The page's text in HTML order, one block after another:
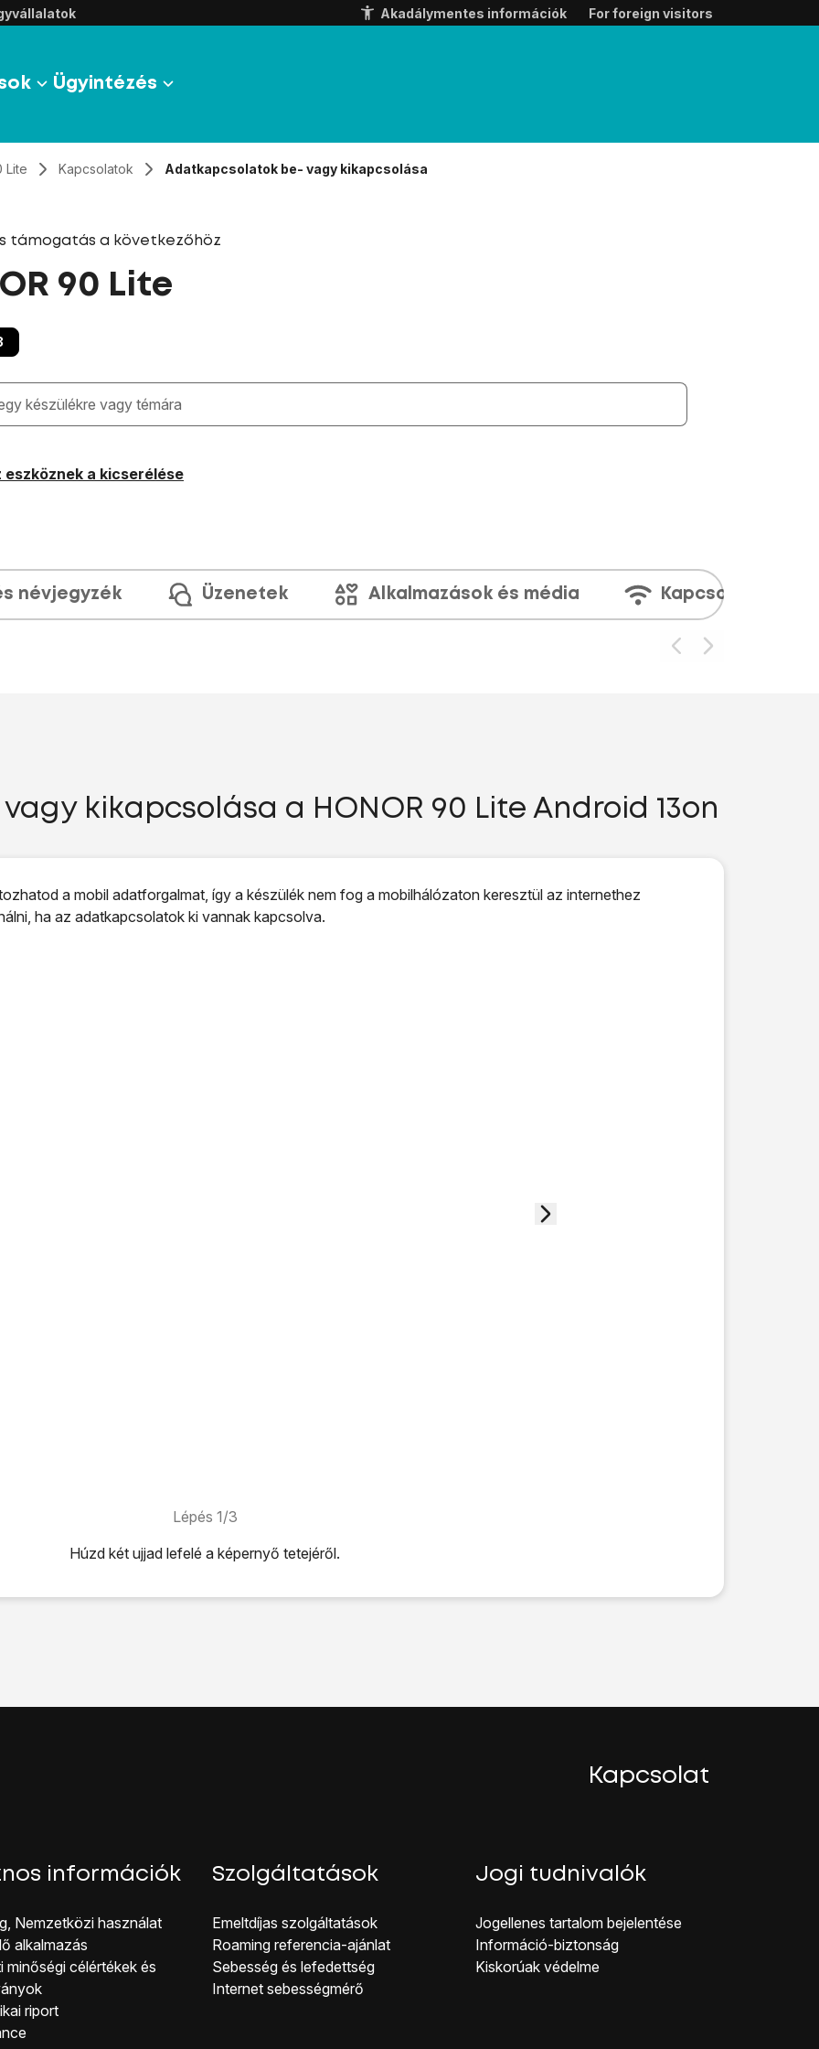
Akadálymentes információk For foreign visitors
Ügyintézés
Lite Kapcsolatok Adatkapcsolatok be- vagy kikapcsolása
támogatás a következőhöz
90 Lite
megjelennek a keresési javaslatok a mező alatt
eszköznek a kicserélése
névjegyzék Üzenetek Alkalmazások és média Kapcsolatok
kikapcsolása a HONOR 90 Lite Android 13on
a mobil adatforgalmat, így a készülék nem fog a mobilhálózaton keresztül az internethez
ha az adatkapcsolatok ki vannak kapcsolva.
Lépés 1/3
Húzd két ujjad lefelé a képernyő tetejéről.
ikonraa funkció be- vagy kikapcsolásához.
Kapcsolat
információk
Nemzetközi használat
alkalmazás
minőségi célérté kek és
riport
Szolgáltatások
Emeltdíjas szolgáltatások
Roaming referencia-ajánlat
Sebesség és lefedettség
Internet sebességmérő
Jogi tudnivalók
Jogellenes ta rtalom bejelentése
Inf ormáció-biztonság
Kiskorúak véd elme